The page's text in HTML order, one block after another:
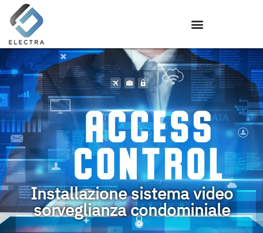
Installazione sistema video
sorveglianza condominiale